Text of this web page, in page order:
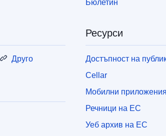
Друго
Бюлетин
Ресурси
Достъпност на
Cellar
Мобилни
Речници на ЕС
Уеб архив на ЕС